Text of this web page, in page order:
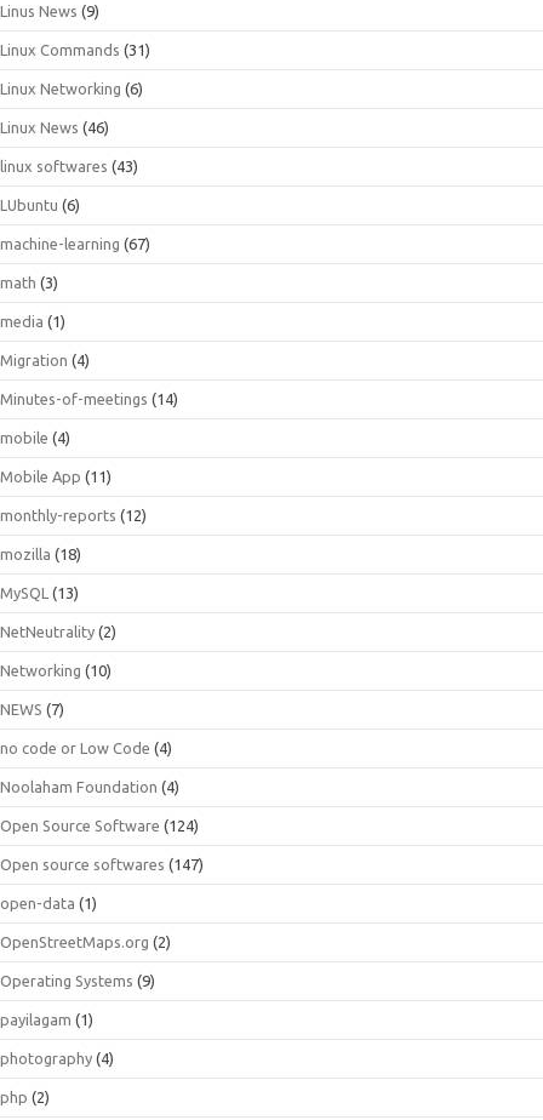
Linus News (9)
Linux Commands (31)
Linux Networking (6)
Linux News (46)
linux softwares (43)
LUbuntu (6)
machine-learning (67)
math (3)
media (1)
Migration (4)
Minutes-of-meetings (14)
mobile (4)
Mobile App (11)
monthly-reports (12)
mozilla (18)
MySQL (13)
NetNeutrality (2)
Networking (10)
NEWS (7)
no code or Low Code (4)
Noolaham Foundation (4)
Open Source Software (124)
Open source softwares (147)
open-data (1)
OpenStreetMaps.org (2)
Operating Systems (9)
payilagam (1)
photography (4)
php (2)